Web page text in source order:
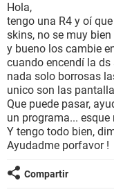
Hola,
tengo una R4 y oí
skins, no se muy
y bueno los cambie
cuando encendí la ds
nada solo borrosas
unico son las
Que puede pasar,
un programa... esque
Y tengo todo bien,
Ayudadme porfavor !
Compartir